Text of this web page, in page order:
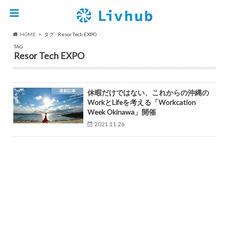
HOME
タグ : Resor Tech EXPO
TAG
Resor Tech EXPO
最新記事
休暇だけではない、これからの沖縄の
WorkとLifeを考える「Workcation
Week Okinawa」開催
2021.11.26